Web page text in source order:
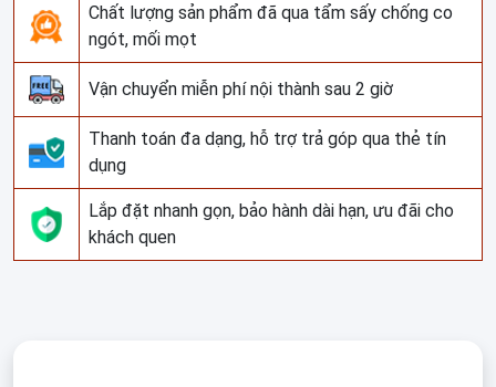
Chất lượng sản phẩm đã qua tẩm sấy chống co
ngót, mối mọt
Vận chuyển miễn phí nội thành sau 2 giờ
Thanh toán đa dạng, hỗ trợ trả góp qua thẻ tín
dụng
Lắp đặt nhanh gọn, bảo hành dài hạn, ưu đãi cho
khách quen